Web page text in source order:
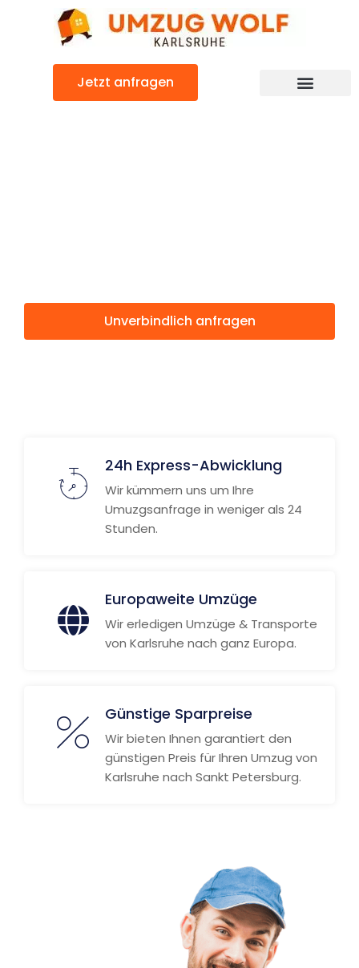
Jetzt anfragen
Unverbindlich anfragen
24h Express-Abwicklung
Wir kümmern uns um Ihre
Umuzgsanfrage in weniger als 24
Stunden.
Europaweite Umzüge
Wir erledigen Umzüge & Transporte
von Karlsruhe nach ganz Europa.
Günstige Sparpreise
Wir bieten Ihnen garantiert den
günstigen Preis für Ihren Umzug von
Karlsruhe nach Sankt Petersburg.